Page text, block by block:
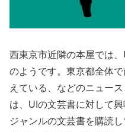
西東京市近隣の本屋では
のようです。東京都全体
えている、などのニュー
は、UIの文芸書に対して
ジャンルの文芸書を購読